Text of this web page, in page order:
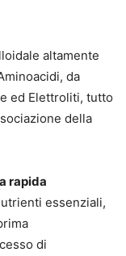
altamente
da
ed Elettroliti, tutto
della
rapida
essenziali,
di